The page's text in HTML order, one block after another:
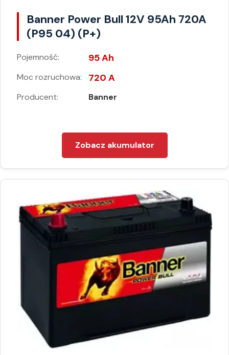
Banner Power Bull 12V 95Ah 720A
(P95 04) (P+)
Pojemność: 95 Ah
Moc rozruchowa: 720 A
Producent: Banner
Zobacz akumulator